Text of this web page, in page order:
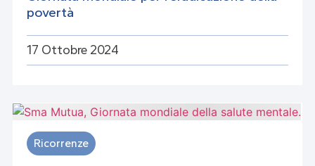
povertà
17 Ottobre 2024
Ricorrenze